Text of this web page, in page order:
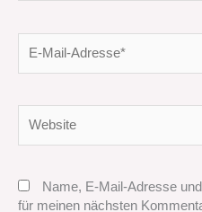
Mail-
Name, E-Mail-Adresse
für meinen nächsten